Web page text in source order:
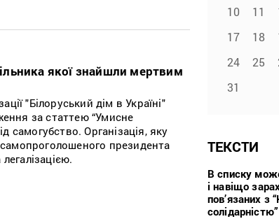
якої знайшли мертвим
"Білоруський дім в Україні"
за статтею “Умисне
самогубство. Організація, яку
президента
10
11
17
18
24
25
31
ТЕКСТИ
В списку
і навіщо
пов’язаних з
солідарністю”